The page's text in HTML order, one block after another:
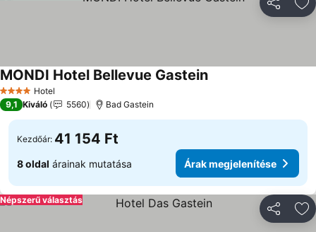
4 KategóriaHotel
MONDI Hotel Bellevue Gastein
9,1 Kiváló 5560 Bad Gastein
Kezdőár: 41 154 Ft
8 oldal árainak mutatása Árak megjelenítése
Népszerű választás